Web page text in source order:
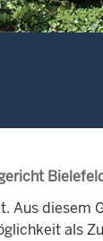
diesem
als